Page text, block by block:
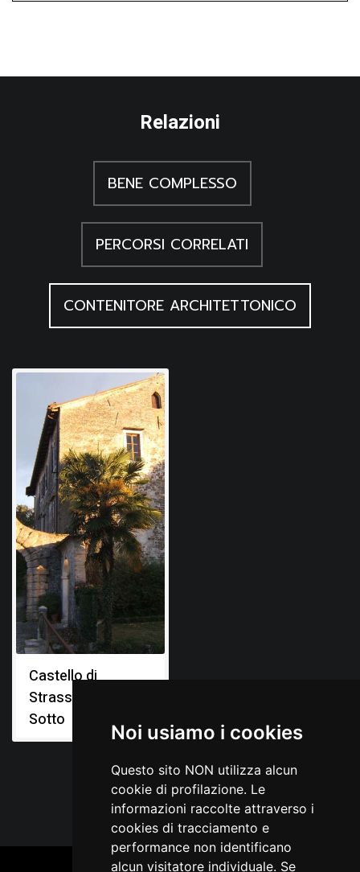
Noi usiamo i cookies
Questo sito NON utilizza alcun
cookie di profilazione. Le
informazioni raccolte attraverso i
cookies di tracciamento e
performance non identificano
alcun visitatore individuale. Se
Relazioni
BENE COMPLESSO
PERCORSI CORRELATI
CONTENITORE ARCHITETTONICO
Castello di
Strassoldo di
Sotto